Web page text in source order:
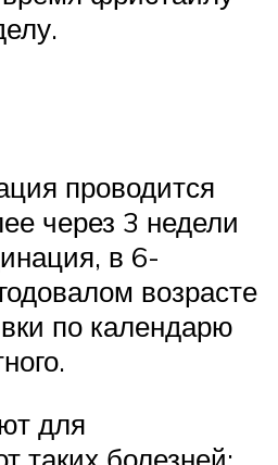
проводится
через 3 недели
в 6-
возрасте
по календарю
для